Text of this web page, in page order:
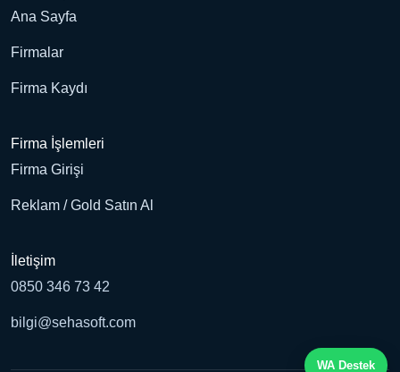
WA Destek
Ana Sayfa
Firmalar
Firma Kaydı
Firma İşlemleri
Firma Girişi
Reklam / Gold Satın Al
İletişim
0850 346 73 42
bilgi@sehasoft.com